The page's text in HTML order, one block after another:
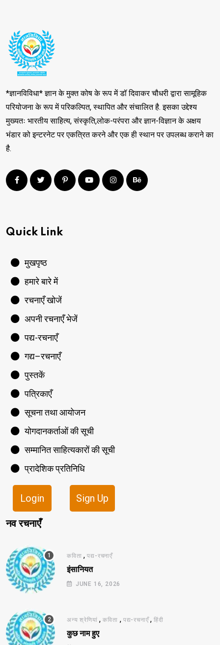
*ज्ञानविविधा* ज्ञान के मुक्त कोष के रूप में डॉ दिवाकर चौधरी द्वारा सामूहिक
परियोजना के रूप में परिकल्पित, स्थापित और संचालित है. इसका उद्देश्य
मुख्यतः भारतीय साहित्य, संस्कृति,लोक-परंपरा और ज्ञान-विज्ञान के अक्षय
भंडार को इन्टरनेट पर एकत्रित करने और एक ही स्थान पर उपलब्ध कराने का
है.
Quick Link
मुखपृष्ठ
हमारे बारे में
रचनाएँ खोजें
अपनी रचनाएँ भेजें
पद्य-रचनाएँ
गद्य–रचनाएँ
पुस्तकें
पत्रिकाएँ
सूचना तथा आयोजन
योगदानकर्ताओं की सूची
सम्मानित साहित्यकारों की सूची
प्रादेशिक प्रतिनिधि
Login Sign Up
नव रचनाएँ
कविता ,पद्य-रचनाएँ
इंसानियत
JUNE 16, 2026
अन्य श्रेणियां ,कविता , पद्य-रचनाएँ,हिंदी
कुछ नाम हुए